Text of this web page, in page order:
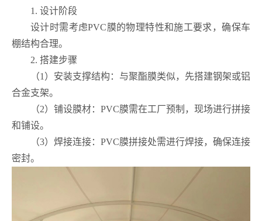
1. 设计阶段
设计时需考虑PVC膜的物理特性和施工要求，确保车
棚结构合理。
2. 搭建步骤
（1）安装支撑结构：与聚酯膜类似，先搭建钢架或铝
合金支架。
（2）铺设膜材：PVC膜需在工厂预制，现场进行拼接
和铺设。
（3）焊接连接：PVC膜拼接处需进行焊接，确保连接
密封。